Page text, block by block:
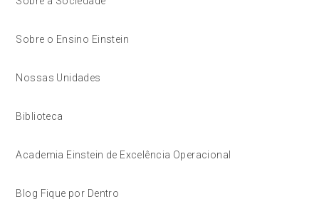
Sobre o Ensino Einstein
Nossas Unidades
Biblioteca
Academia Einstein de Excelência Operacional
Blog Fique por Dentro